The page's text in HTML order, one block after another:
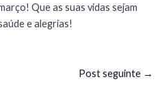
Que as suas vidas sejam
e alegrias!
Post seguinte →